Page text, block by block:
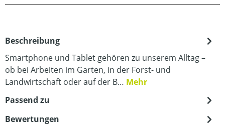
Beschreibung
Smartphone und Tablet gehören zu unserem Alltag –
ob bei Arbeiten im Garten, in der Forst- und
Landwirtschaft oder auf der B… Mehr
Passend zu
Bewertungen